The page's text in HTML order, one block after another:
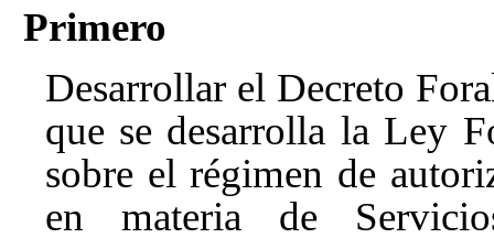
Primero
Desarrollar el Decreto
que se desarrolla la Ley
sobre el régimen de
en materia de